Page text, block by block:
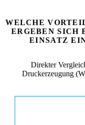
WELCHE
ERGEBEN SICH
EINSATZ
Direkter
Druckerzeugung